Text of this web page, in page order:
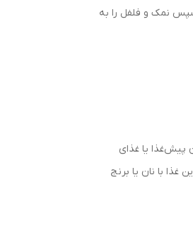
سپس نمک و فلفل را به
پیش‌غذا یا غذای
با نان یا برنج